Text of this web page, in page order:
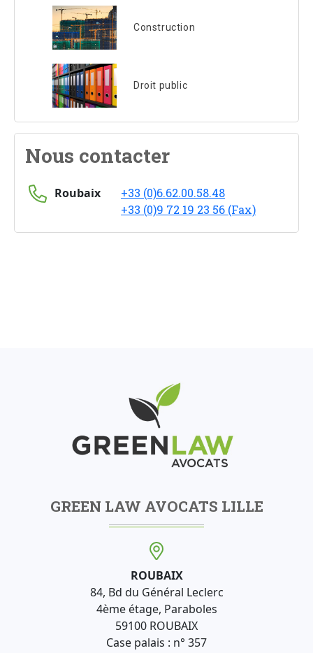
Construction
Droit public
Nous contacter
Roubaix
+33 (0)6.62.00.58.48
+33 (0)9 72 19 23 56 (Fax)
GREEN LAW AVOCATS LILLE
ROUBAIX
84, Bd du Général Leclerc
4ème étage, Paraboles
59100 ROUBAIX
Case palais : n° 357